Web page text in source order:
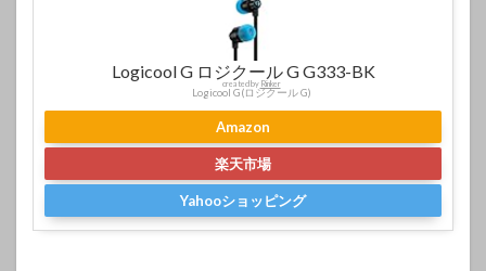
Logicool G ロジクール G G333-BK
created by Rinker
Logicool G(ロジクール G)
Amazon
楽天市場
Yahooショッピング